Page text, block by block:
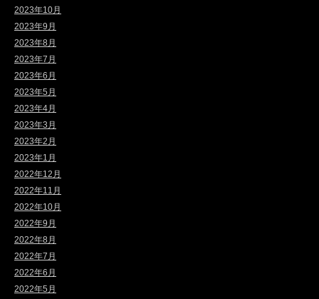
2023年10月
2023年9月
2023年8月
2023年7月
2023年6月
2023年5月
2023年4月
2023年3月
2023年2月
2023年1月
2022年12月
2022年11月
2022年10月
2022年9月
2022年8月
2022年7月
2022年6月
2022年5月